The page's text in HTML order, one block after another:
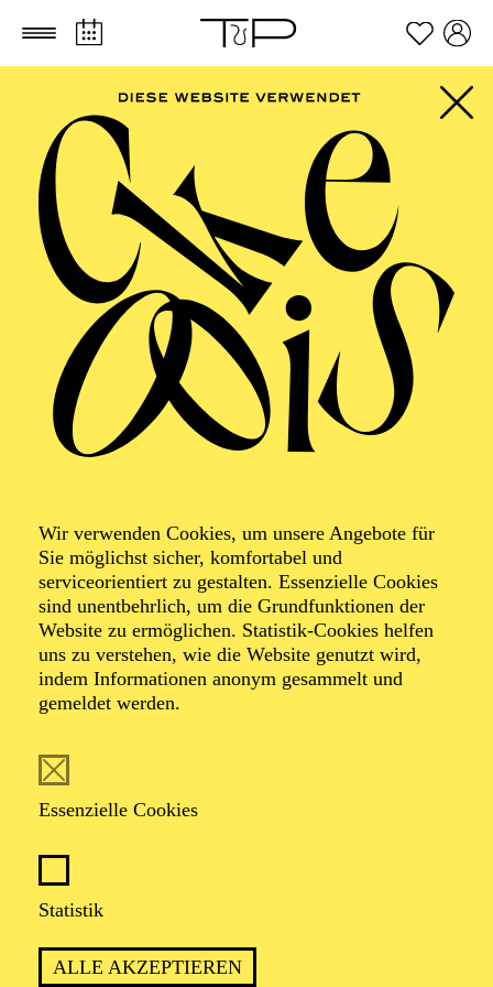
Zum Hauptinhalt springen Zum Footer springen
Wir verwenden Cookies, um unsere Angebote für
Sie möglichst sicher, komfortabel und
serviceorientiert zu gestalten. Essenzielle Cookies
sind unentbehrlich, um die Grundfunktionen der
Website zu ermöglichen. Statistik-Cookies helfen
uns zu verstehen, wie die Website genutzt wird,
indem Informationen anonym gesammelt und
gemeldet werden.
Essenzielle Cookies
Statistik
ALLE AKZEPTIEREN
Alper Adem Yilmaz
Alper Adem Yilmaz, geboren 2001 in Stuttgart als Sohn
einer türkischen Gastarbeiterfamilie, studiert seit 2024
Künste in Essen.
Vor seinem Studium wirkte er unter anderem in der